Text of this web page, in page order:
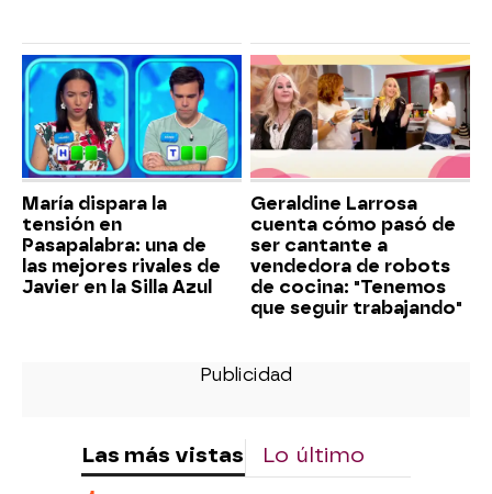
María dispara la
tensión en
Pasapalabra: una de
las mejores rivales de
Javier en la Silla Azul
Geraldine Larrosa
cuenta cómo pasó de
ser cantante a
vendedora de robots
de cocina: "Tenemos
que seguir trabajando"
Las más vistas Lo último